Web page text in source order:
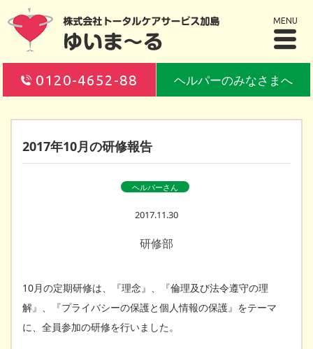
MENU
0120-4652-88 ヘルパーのみなさまへ
2017年10月の研修報告
ヘルパーさん
2017.11.30
研修部
10月の定期研修は、『理念』、『倫理及び法令遵守の理
解』、『プライバシーの保護と個人情報の保護』をテーマ
に、全員参加の研修を行いました。